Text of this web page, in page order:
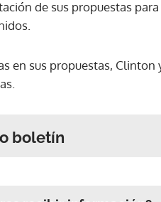
de sus propuestas
en sus propuestas,
boletín